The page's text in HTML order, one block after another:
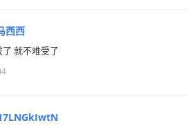
西西
就不难受了